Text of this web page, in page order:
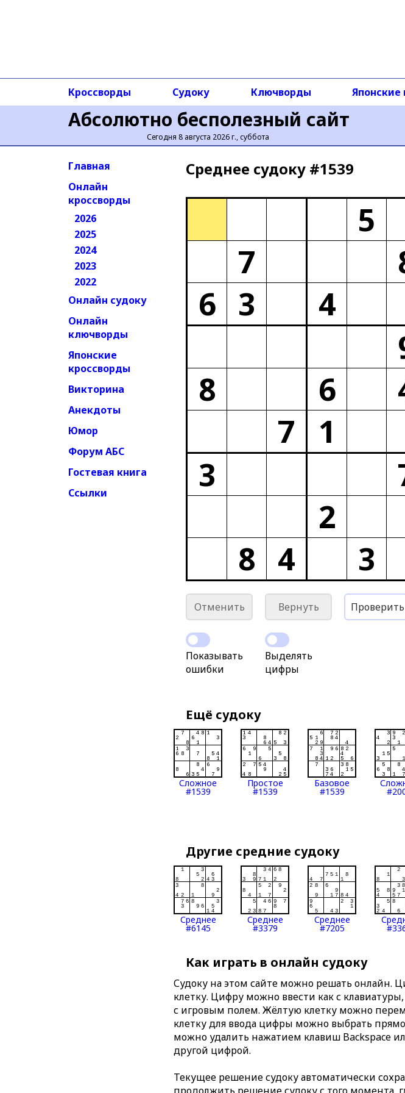
Абсолютно бесполезный сайт
Сегодня 8 августа 2026 г., суббота
Кроссворды Судоку Ключворды Японские
Главная
Онлайн
кроссворды
2026
2025
2024
2023
2022
Онлайн судоку
Онлайн
ключворды
Японские
кроссворды
Викторина
Анекдоты
Юмор
Форум АБС
Гостевая книга
Ссылки
Среднее cудоку #1539
5
7
6 3 4
8
6
7
1
3
2
8 4 3
Отменить Вернуть Проверить
Показывать
ошибки
Выделять
цифры
Ещё судоку
Сложное
#1539
Простое
#1539
Базовое
#1539
Другие средние судоку
Среднее
#6145
Среднее
#3379
Среднее
#7205
Как играть в онлайн судоку
Судоку на этом сайте можно решать онлайн.
клетку. Цифру можно ввести как с
с игровым полем. Жёлтую клетку можно
клетку для ввода цифры можно выбрать
можно удалить нажатием клавиш Backspace
другой цифрой.
Текущее решение судоку автоматически